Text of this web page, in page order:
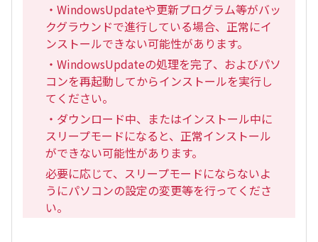
・WindowsUpdateや更新プログラム等がバッ
クグラウンドで進行している場合、正常にイ
ンストールできない可能性があります。
・WindowsUpdateの処理を完了、およびパソ
コンを再起動してからインストールを実行し
てください。
・ダウンロード中、またはインストール中に
スリープモードになると、正常インストール
ができない可能性があります。
必要に応じて、スリープモードにならないよ
うにパソコンの設定の変更等を行ってくださ
い。